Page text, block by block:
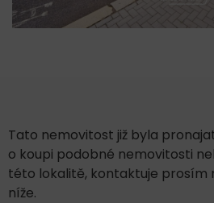
Tato nemovitost již byla
o koupi podobné nemovitosti
této lokalitě, kontaktuje prosím
níže.